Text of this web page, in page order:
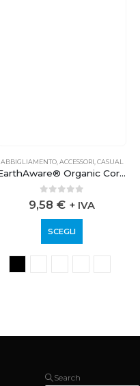
ABBIGLIAMENTO, ACCESSORI CASUAL
EarthAware® Organic Cord Camper Cap
0out of 5
9,58 € + IVA
SCEGLI
Search